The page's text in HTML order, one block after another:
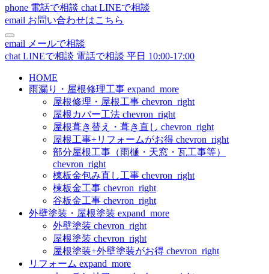
phone 電話で相談 chat LINEで相談
email お問い合わせはこちら
email メールで相談
chat LINEで相談 電話で相談 平日 10:00-17:00
HOME
雨漏り・屋根修理工事 expand_more
屋根修理・屋根工事 chevron_right
屋根カバー工法 chevron_right
屋根葺き替え・葺き直し chevron_right
屋根工事+リフォームがお得 chevron_right
部分屋根工事（雨樋・天窓・瓦工事等）
chevron_right
棟板金包み直し工事 chevron_right
棟板金工事 chevron_right
谷板金工事 chevron_right
外壁塗装・屋根塗装 expand_more
外壁塗装 chevron_right
屋根塗装 chevron_right
屋根塗装+外壁塗装がお得 chevron_right
リフォーム expand_more